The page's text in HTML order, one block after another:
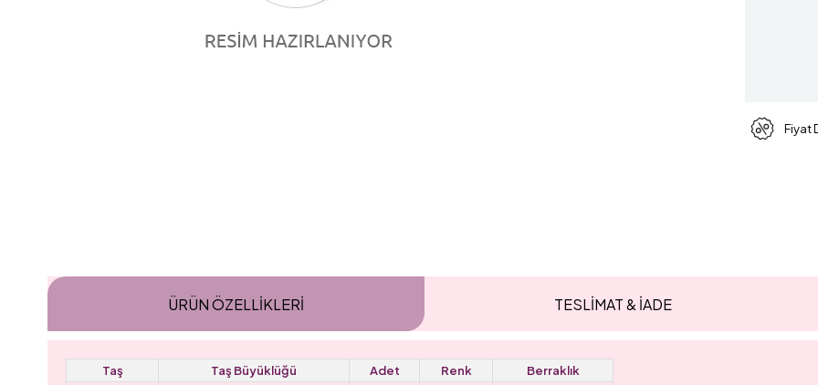
Fiyat
ÜRÜN ÖZELLIKLERI TESLİMAT & İADE
Taş Taş Büyüklüğü Adet Renk Berraklık